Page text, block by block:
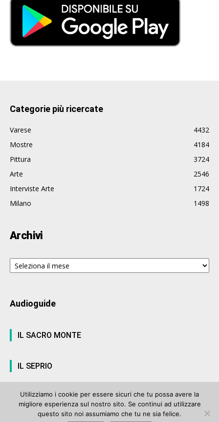
Categorie più ricercate
Varese
4432
Mostre
4184
Pittura
3724
Arte
2546
Interviste Arte
1724
Milano
1498
Archivi
Archivi
Audioguide
IL SACRO MONTE
IL SEPRIO
© ArteVarese.com by Wtv S.r.l.- © 2007 - P.I. 03063680122 Iscrizione n°
Utilizziamo i cookie per essere sicuri che tu possa avere la
migliore esperienza sul nostro sito. Se continui ad utilizzare
questo sito noi assumiamo che tu ne sia felice.